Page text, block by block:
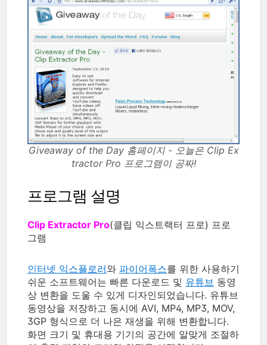
Giveaway of the Day 홈페이지 - 오늘은 Clip Ex
tractor Pro 프로그램이 공짜!
프로그램 설명
Clip Extractor Pro(클립 익스트랙터 프로) 프로
그램
인터넷 익스플로러와 파이어폭스를 위한 사용하기
쉬운 소프트웨어는 빠른 다운로드 및 유튜브 동영
상 변환을 도울 수 있게 디자인되었습니다. 유튜브
동영상을 저장하고 동시에 AVI, MP4, MP3, MOV,
3GP 형식으로 더 나은 재생을 위해 변환합니다.
화면 크기 및 휴대용 기기의 공간에 알맞게 조절하